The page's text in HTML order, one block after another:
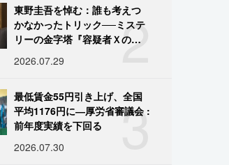
2
東野圭吾を悼む：誰も考えつ
かなかったトリック──ミステ
リーの金字塔『容疑者Ｘの献
2026.07.29
3
最低賃金55円引き上げ、全国
平均1176円に―厚労省審議会 :
前年度実績を下回る
2026.07.30